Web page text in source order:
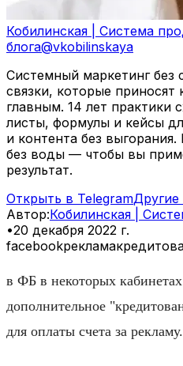
Кобилинская | Система
блога@vkobilinskaya
Системный маркетинг
связки, которые приносят
главным. 14 лет практики
листы, формулы и кейсы
и контента без
без воды — чтобы вы
результат.
Открыть в TelegramДругие
Автор:Кобилинская |
•20 декабря 2022 г.
facebookреклама
в ФБ в некоторых
дополнительное
для оплаты счета за рекламу.